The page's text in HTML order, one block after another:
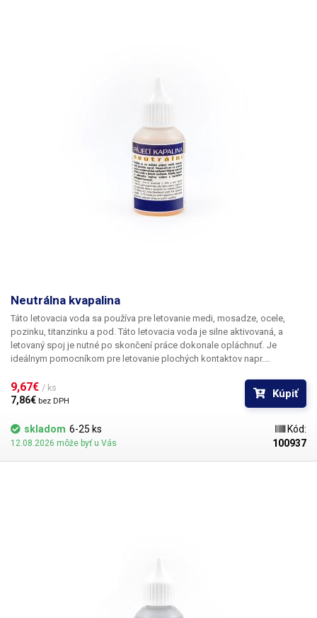
Neutrálna kvapalina
Táto letovacia voda sa používa pre letovanie medi, mosadze, ocele,
pozinku, titanzinku a pod. Táto letovacia voda je silne aktivovaná, a
letovaný spoj je nutné po skončení práce dokonale opláchnuť. Je
ideálnym pomocníkom pre letovanie plochých kontaktov napr.
zaoxidovaného hrotu mikrospájky a jednoduché obnovenie zmáčavosti
9,67€ / ks
7,86€ bez DPH
Kúpiť
skladom 6-25 ks
12.08.2026 môže byť u Vás
Kód:
100937